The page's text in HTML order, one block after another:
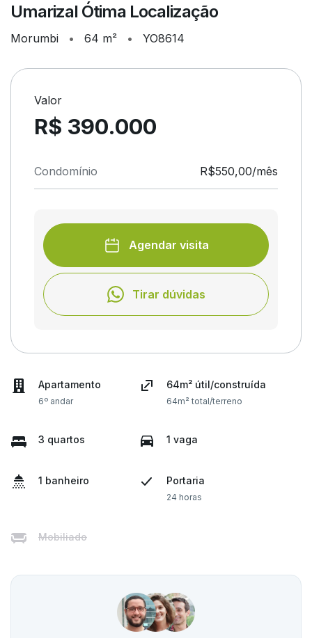
Umarizal Ótima Localização
Morumbi • 64 m² • YO8614
Valor
R$ 390.000
Condomínio R$550,00/mês
Agendar visita
Tirar dúvidas
Apartamento
6º andar
64m² útil/construída
64m² total/terreno
3 quartos 1 vaga
1 banheiro Portaria
24 horas
Mobiliado